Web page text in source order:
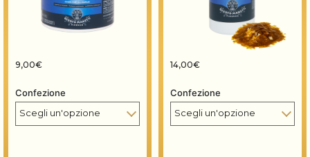
9,00€
Confezione
14,00€
Confezione